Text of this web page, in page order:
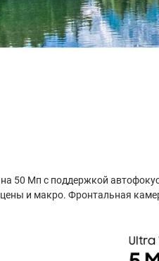
50 Мп с поддержкой
и макро. Фронтальная